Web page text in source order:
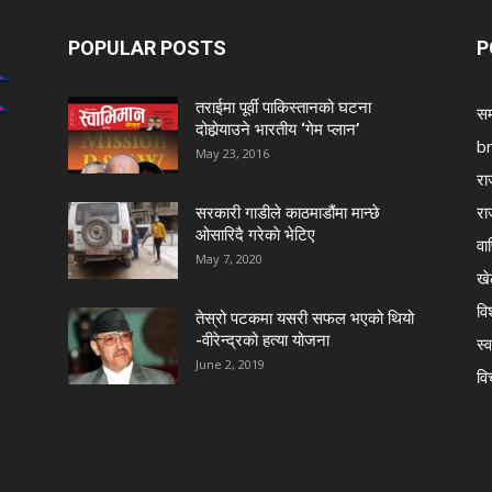
POPULAR POSTS
तराईमा पूर्वी पाकिस्तानको घटना
दोहोर्‍याउने भारतीय ‘गेम प्लान’
May 23, 2016
सरकारी गाडीले काठमाडौंमा मान्छे
ओसारिदै गरेकाे भेटिए
May 7, 2020
तेस्रो पटकमा यसरी सफल भएको थियो
-वीरेन्द्रको हत्या योजना
June 2, 2019